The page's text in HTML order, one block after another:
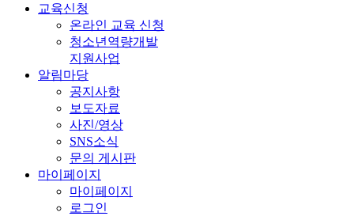
교육신청
온라인 교육 신청
청소년역량개발
지원사업
알림마당
공지사항
보도자료
사진/영상
SNS소식
문의 게시판
마이페이지
마이페이지
로그인